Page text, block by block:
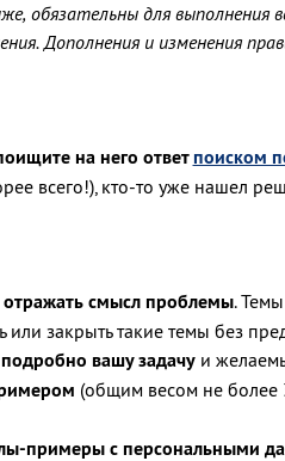
обязательны для
Дополнения и изменения
на него ответпоиском
всего!), кто-то уже нашел
смысл проблемы.
или закрыть такие темы без
вашу задачуи
(общим весом не более
примеры с персональными